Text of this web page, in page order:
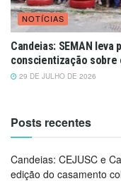
NOTÍCIAS
Candeias: SEMAN
conscientização sobre
29 DE JULHO DE 2026
Posts recentes
Candeias: CEJUSC e
edição do casamento